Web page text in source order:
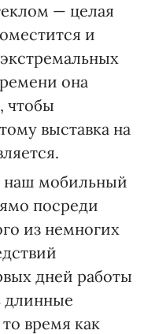
— целая
и
она
чтобы
выставка на
наш мобильный
посреди
из немногих
дней работы
длинные
время как